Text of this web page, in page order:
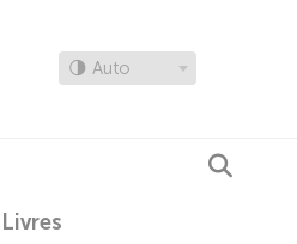
🌗 Auto
Livres